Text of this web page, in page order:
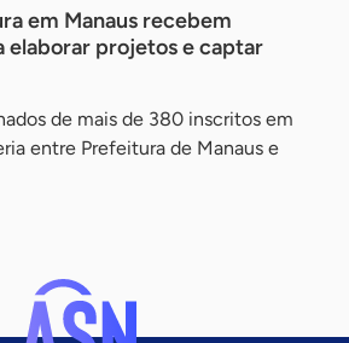
em Manaus recebem
elaborar projetos e captar
de mais de 380 inscritos em
entre Prefeitura de Manaus e